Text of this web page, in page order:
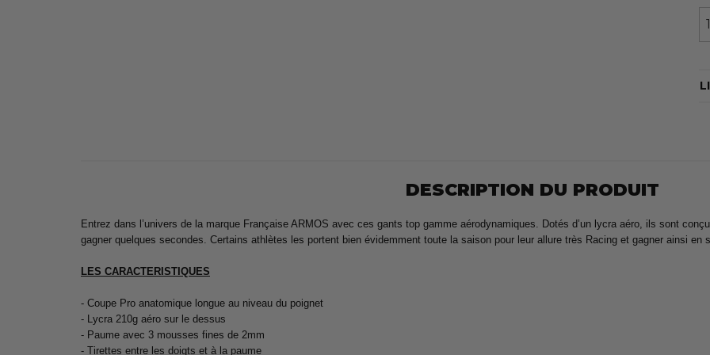
DESCRIPTION DU PRODUIT
Entrez dans l’univers de la marque Française ARMOS avec ces gants top gamme aérodynamiques. Dotés d’un lycra aéro, ils sont
gagner quelques secondes. Certains athlètes les portent bien évidemment toute la saison pour leur allure très Racing et gagner ainsi
LES CARACTERISTIQUES
- Coupe Pro anatomique longue au niveau du poignet
- Lycra 210g aéro sur le dessus
- Paume avec 3 mousses fines de 2mm
- Tirettes entre les doigts et à la paume